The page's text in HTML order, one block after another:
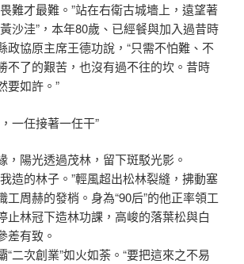
才最難。”站在右衛古城墻上，遠望著
沙洼”，本年80歲、已經餐與加入過昔時
政協原主席王德功說，“只需不怕難、不
不了的艱苦，也沒有過不往的坎。昔時
要如許。”
一任接著一任干”
，陽光透過茂林，留下斑駁光影。
的林子。”輕風超出松林裂縫，拂動塞
工周赫的發梢。身為“90后”的他正率領工
止林冠下造林功課，高峻的落葉松與白
差有致。
次創業”如火如荼。“要把這來之不易